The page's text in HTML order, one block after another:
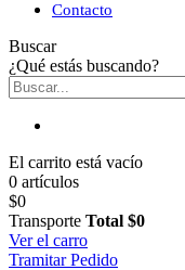
Contacto
Buscar
¿Qué estás buscando?
El carrito está vacío
0 artículos
$0
Transporte Total $0
Ver el carro
Tramitar Pedido